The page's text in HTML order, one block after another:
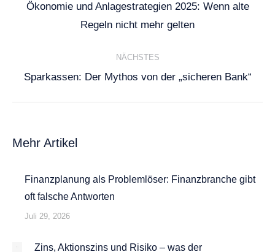
Vorheriger
Beitrag:
Ökonomie und Anlagestrategien 2025: Wenn alte
Regeln nicht mehr gelten
NÄCHSTES
Nächster
Sparkassen: Der Mythos von der „sicheren Bank“
Mehr Artikel
Finanzplanung als Problemlöser: Finanzbranche gibt
oft falsche Antworten
Juli 29, 2026
Zins, Aktionszins und Risiko – was der